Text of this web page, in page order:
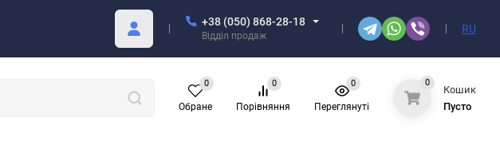
+38 (050) 868-28-18
Відділ продаж
RU
Обране
0
Порівняння
0
Переглянуті
0 0
Кошик
Пусто